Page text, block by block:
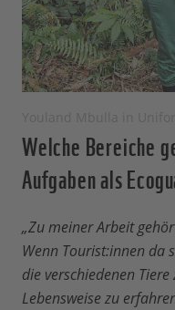
Welche Bereiche
Aufgaben als
„Zu meiner Arbeit
Wenn Tourist:innen da
die verschiedenen
Lebensweise zu